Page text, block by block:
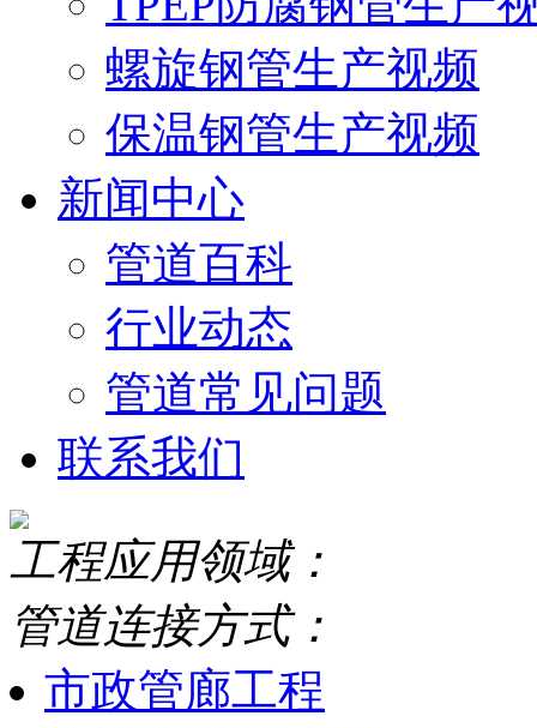
螺旋钢管生产视频
保温钢管生产视频
新闻中心
管道百科
行业动态
管道常见问题
联系我们
工程应用领域：
管道连接方式：
市政管廊工程